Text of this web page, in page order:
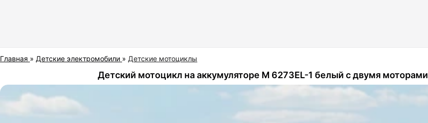
Главная » Детские электромобили » Детские мотоциклы
Детский мотоцикл на аккумуляторе M 6273EL-1 белый с двумя моторами